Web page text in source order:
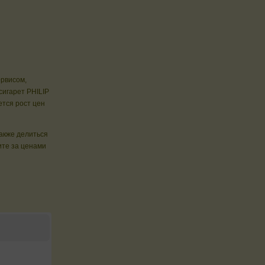
PHILIP
рост цен
делиться
за ценами